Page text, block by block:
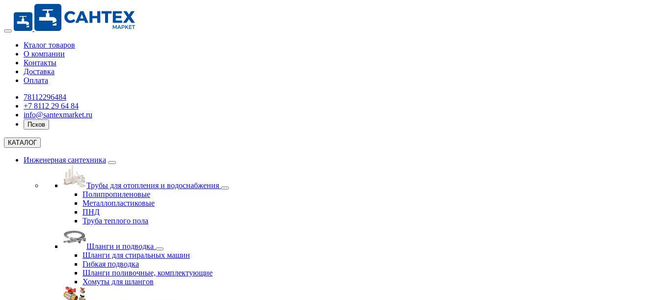
Кталог товаров
О компании
Контакты
Доставка
Оплата
78112296484
+7 8112 29 64 84
info@santexmarket.ru
Псков
КАТАЛОГ
Инженерная сантехника
Трубы для отопления и водоснабжения
Полипропиленовые
Металлопластиковые
ПНД
Труба теплого пола
Шланги и подводка
Шланги для стиральных машин
Гибкая подводка
Шланги поливочные, комплектующие
Хомуты для шлангов